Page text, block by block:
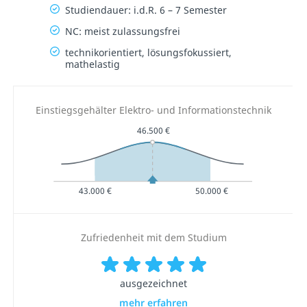
Studiendauer: i.d.R. 6 – 7 Semester
NC: meist zulassungsfrei
technikorientiert, lösungsfokussiert,
mathelastig
Einstiegsgehälter Elektro- und Informationstechnik
43.000 €
46.500 €
50.000 €
Zufriedenheit mit dem Studium
ausgezeichnet
mehr erfahren